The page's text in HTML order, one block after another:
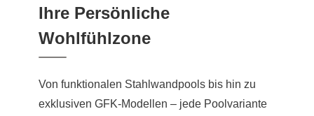
Ihre Persönliche
Wohlfühlzone
Von funktionalen Stahlwandpools bis hin zu
exklusiven GFK-Modellen – jede Poolvariante